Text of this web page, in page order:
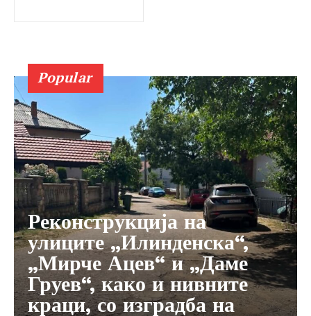
Popular
Реконструкција на
улиците „Илинденска“,
„Мирче Ацев“ и „Даме
Груев“, како и нивните
краци, со изградба на